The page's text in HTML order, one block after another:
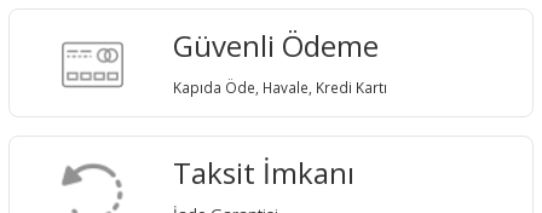
Güvenli Ödeme
Kapıda Öde, Havale, Kredi Kartı
Taksit İmkanı